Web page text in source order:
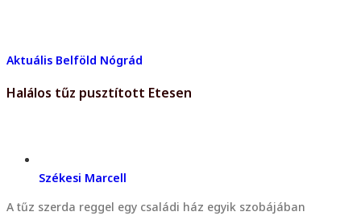
Aktuális Belföld Nógrád
Halálos tűz pusztított Etesen
Székesi Marcell
A tűz szerda reggel egy családi ház egyik szobájában